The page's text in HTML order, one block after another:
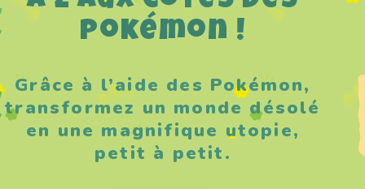
Pokémon !
Grâce à l’aide des Pokémon,
transformez un monde désolé
en une magnifique utopie,
petit à petit.